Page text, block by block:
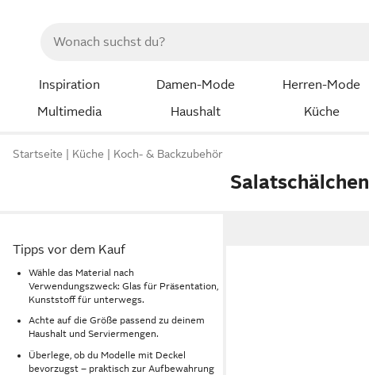
Inspiration Damen-Mode Herren-Mode
Multimedia
Haushalt Küche
Startseite Küche Koch- & Backzubehör
Salatschälchen
Tipps vor dem Kauf
Wähle das Material nach
Verwendungszweck: Glas für Präsentation,
Kunststoff für unterwegs.
Achte auf die Größe passend zu deinem
Haushalt und Serviermengen.
Überlege, ob du Modelle mit Deckel
bevorzugst – praktisch zur Aufbewahrung